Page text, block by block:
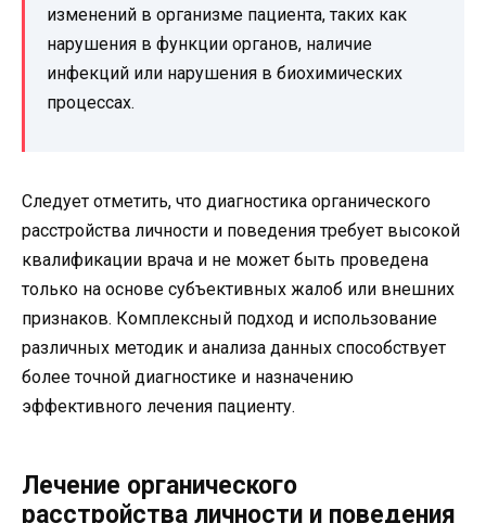
изменений в организме пациента, таких как
нарушения в функции органов, наличие
инфекций или нарушения в биохимических
процессах.
Следует отметить, что диагностика органического
расстройства личности и поведения требует высокой
квалификации врача и не может быть проведена
только на основе субъективных жалоб или внешних
признаков. Комплексный подход и использование
различных методик и анализа данных способствует
более точной диагностике и назначению
эффективного лечения пациенту.
Лечение органического
расстройства личности и поведения